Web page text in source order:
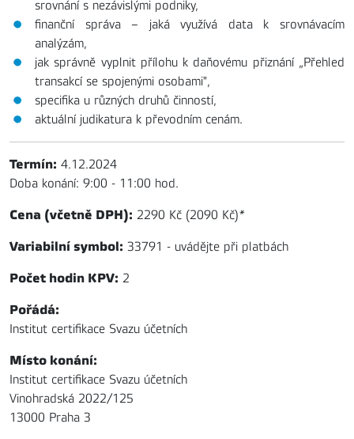
srovnání s nezávislými podniky,
finanční správa – jaká využívá data k srovnávacím
analýzám,
jak správně vyplnit přílohu k daňovému přiznání „Přehled
transakcí se spojenými osobami",
specifika u různých druhů činností,
aktuální judikatura k převodním cenám.
Termín: 4.12.2024
Doba konání: 9:00 - 11:00 hod.
Cena (včetně DPH): 2290 Kč (2090 Kč)*
Variabilní symbol: 33791 - uvádějte při platbách
Počet hodin KPV: 2
Pořádá:
Institut certifikace Svazu účetních
Místo konání:
Institut certifikace Svazu účetních
Vinohradská 2022/125
13000 Praha 3